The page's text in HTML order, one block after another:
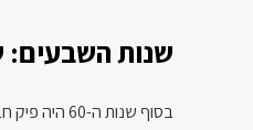
שנות
בסוף שנות ה-60 היה פיק חבר בלהקת הקצב "השמנים והרזים" בהנהגת הסולן עוזי פוקס והבסיסט-המנג'ר,